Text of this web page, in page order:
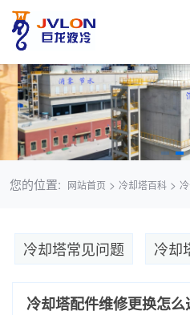
您的位置: 网站首页 > 冷却塔百科>
冷却塔常见问题 冷却
冷却塔配件维修更换怎